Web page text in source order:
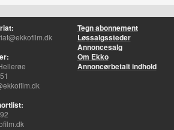
Tegn abonnement
Løssalgssteder
Annoncesalg
Om Ekko
Annoncørbetalt indhold